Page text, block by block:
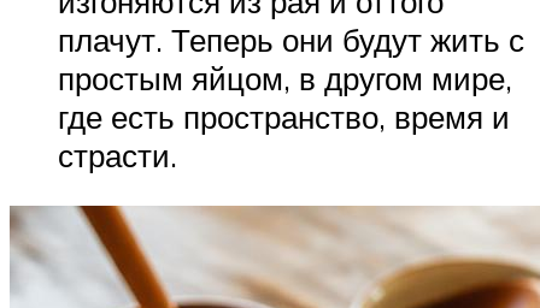
плачут. Теперь они будут жить с
простым яйцом, в другом мире,
где есть пространство, время и
страсти.